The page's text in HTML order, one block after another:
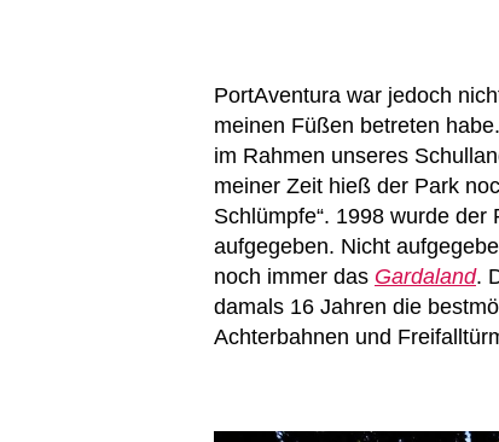
PortAventura war jedoch
meinen Füßen betreten
im Rahmen unseres
meiner Zeit hieß der Park
Schlümpfe“. 1998 wurde
aufgegeben. Nicht
noch immer das Gardaland.
damals 16 Jahren die
Achterbahnen und